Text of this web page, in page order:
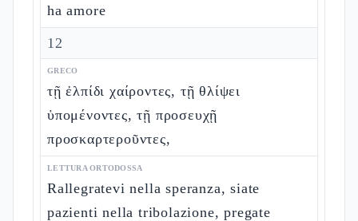
ha amore
12
GRECO
τῇ ἐλπίδι χαίροντες, τῇ θλίψει
ὑπομένοντες, τῇ προσευχῇ
προσκαρτεροῦντες,
LETTURA ORTODOSSA
Rallegratevi nella speranza, siate
pazienti nella tribolazione, pregate